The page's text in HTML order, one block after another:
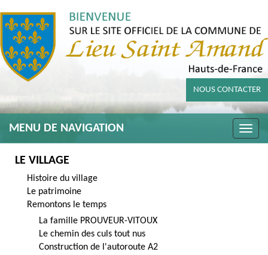
NOUS CONTACTER
Toggle
MENU DE NAVIGATION
LE VILLAGE
Histoire du village
Le patrimoine
Remontons le temps
La famille PROUVEUR-VITOUX
Le chemin des culs tout nus
Construction de l'autoroute A2